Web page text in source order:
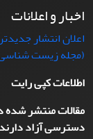
اخبار و اعلانات
اعلان انتشار
(مجله زیست شناسی ایران)،
اطلاعات کپی رایت
مقالات منتشر شده
دسترسی آزاد